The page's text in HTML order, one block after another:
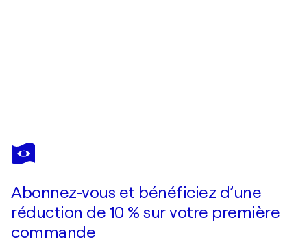
KCHO
Untitled
Abonnez-vous et bénéficiez d’une
réduction de 10 % sur votre première
commande